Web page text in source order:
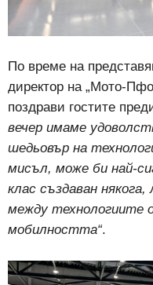
По време на
директор на „Мото-
поздрави гостите
вечер имаме
шедьовър на
мисъл, може би най-
клас създаван
между технологиите
мобилността“.